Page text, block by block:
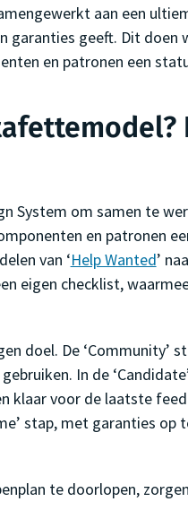
aan een
geeft. Dit doen
en patronen een
System om samen te
en patronen
van ‘Help Wanted’
eigen checklist,
doel. De ‘Community’
In de
klaar voor de laatste
stap, met garanties op
te doorlopen,